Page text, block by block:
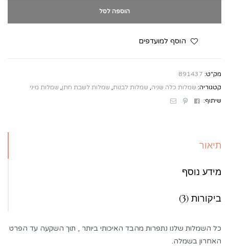
הוספה לסל
הוסף למועדפים
מק"ט: 891437
קטגוריה: שמלות כלה שניה, שמלות לבנות, שמלות לשבת חתן, שמלות מיני
שיתוף:
Facebook
Pinterest
Email
תיאור
מידע נוסף
ביקורות (3)
כל השמלות שלנו נתפרות מהבד האיכותי ביותר , תוך השקעה עד הפרט
האחרון בשמלה.